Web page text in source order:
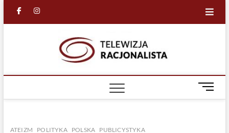
facebook
in
M
e
ATEIZM POLITYKA POLSKA PUBLICYSTYKA